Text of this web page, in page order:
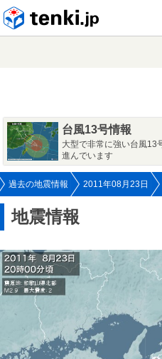
台風13号情報
大型で非常に強い台風13
進んでいます
過去の地震情報 2011年08月23日
地震情報